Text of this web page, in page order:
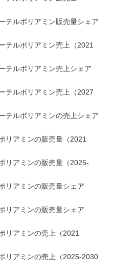
テルポリアミン販売量シェア
テルポリアミン売上（2021
テルポリアミン売上シェア
テルポリアミン売上（2027
テルポリアミンの売上シェア
リアミンの販売量（2021
リアミンの販売量（2025-
リアミンの販売量シェア
リアミンの販売量シェア
リアミンの売上（2021
リアミンの売上（2025-2030